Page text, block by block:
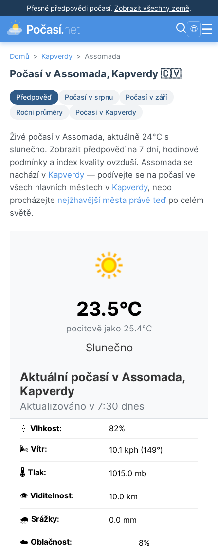
Přesné předpovědi počasí. Zobrazit všechny země.
Počasí.net 🌐 ☰
Domů > Kapverdy > Assomada
Počasí v Assomada, Kapverdy 🇨🇻
Předpověď Počasí v srpnu
Počasí v září
Roční průměry
Počasí v Kapverdy
Živé počasí v Assomada, aktuálně 24°C s
slunečno. Zobrazit předpověď na 7 dní, hodinové
podmínky a index kvality ovzduší. Assomada se
nachází v Kapverdy — podívejte se na počasí ve
všech hlavních městech v Kapverdy, nebo
procházejte nejžhavější města právě teďpo celém
světě.
23.5°C
pocitově jako 25.4°C
Slunečno
Aktuální počasí v Assomada,
Kapverdy
Aktualizováno v 7:30 dnes
💧 Vlhkost: 82%
🌬️ Vítr: 10.1 kph (149°)
🌡️ Tlak: 1015.0 mb
👁️ Viditelnost: 10.0 km
🌧️ Srážky: 0.0 mm
☁️ Oblačnost: 8%